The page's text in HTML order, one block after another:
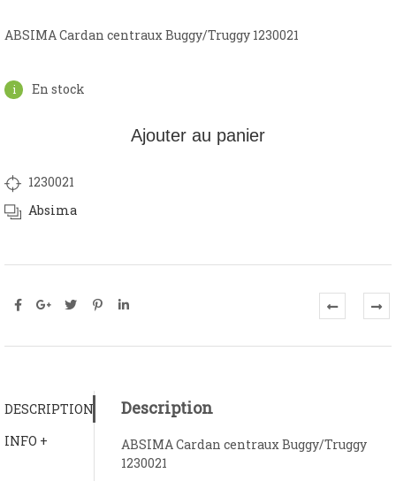
ABSIMA Cardan centraux Buggy/Truggy 1230021
En stock
Ajouter au panier
1230021
Absima
DESCRIPTION
INFO +
Description
ABSIMA Cardan centraux Buggy/Truggy
1230021